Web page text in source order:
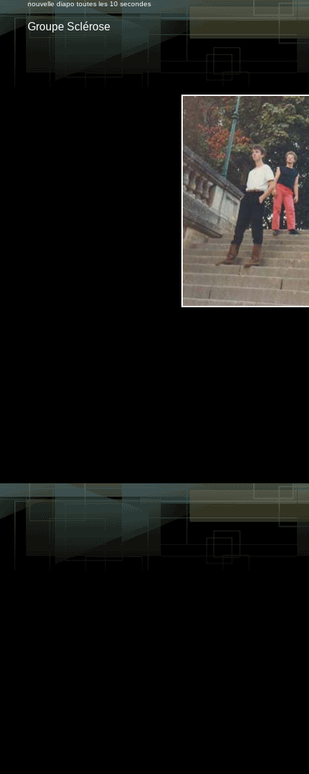
nouvelle diapo toutes les 10 secondes
Groupe Sclérose